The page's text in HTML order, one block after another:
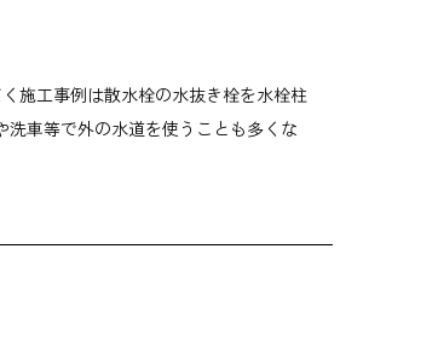
施工事例は散水栓の水抜き栓を水栓柱
車等で外の水道を使うことも多くな